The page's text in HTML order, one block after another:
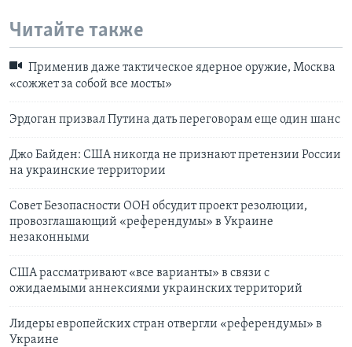
Читайте также
Применив даже тактическое ядерное оружие, Москва
«сожжет за собой все мосты»
Эрдоган призвал Путина дать переговорам еще один шанс
Джо Байден: США никогда не признают претензии России
на украинские территории
Совет Безопасности ООН обсудит проект резолюции,
провозглашающий «референдумы» в Украине
незаконными
США рассматривают «все варианты» в связи с
ожидаемыми аннексиями украинских территорий
Лидеры европейских стран отвергли «референдумы» в
Украине